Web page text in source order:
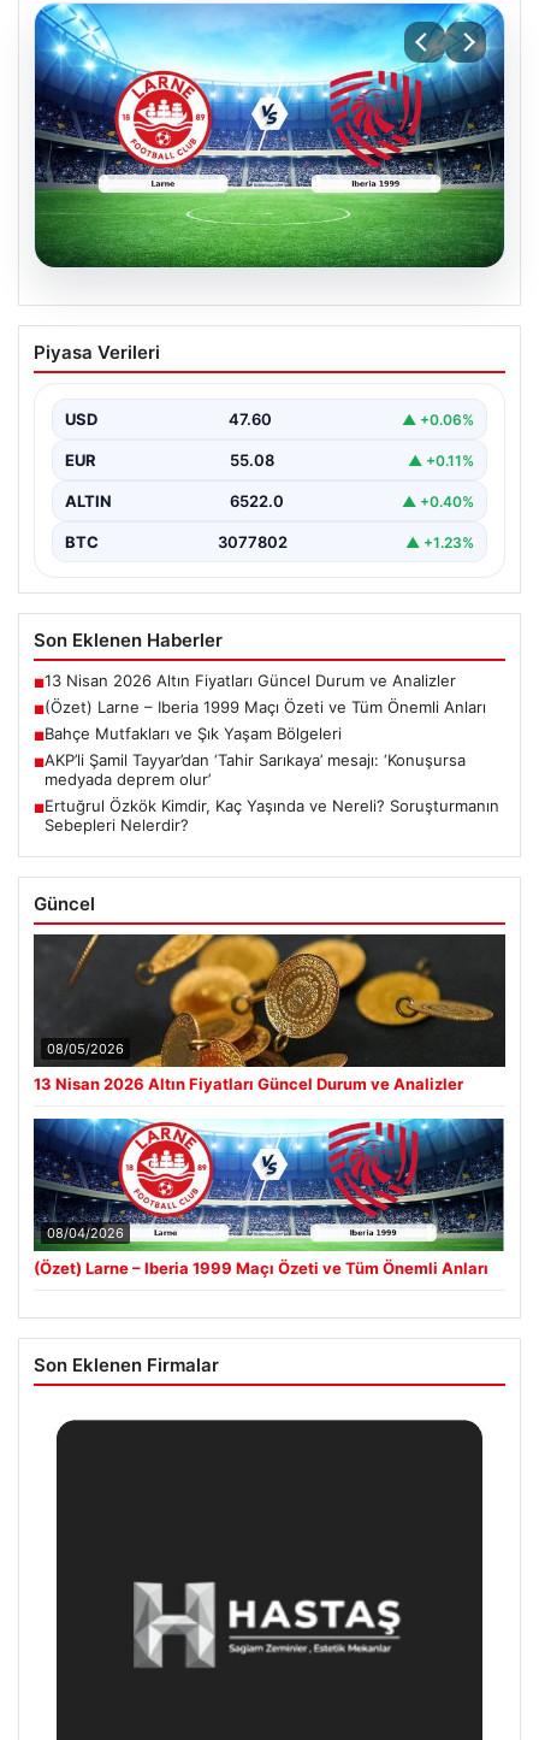
04.08.2026
(Özet) Larne – Iberia 1999 Maçı Özeti
ve Tüm Önemli Anları
Piyasa Verileri
USD 47.60 ▲ +0.06%
EUR 55.08 ▲ +0.11%
ALTIN 6522.0 ▲ +0.40%
BTC 3077802 ▲ +1.23%
Son Eklenen Haberler
■13 Nisan 2026 Altın Fiyatları Güncel Durum ve Analizler
■(Özet) Larne – Iberia 1999 Maçı Özeti ve Tüm Önemli Anları
■Bahçe Mutfakları ve Şık Yaşam Bölgeleri
■AKP’li Şamil Tayyar’dan ‘Tahir Sarıkaya’ mesajı: ‘Konuşursa
medyada deprem olur’
■Ertuğrul Özkök Kimdir, Kaç Yaşında ve Nereli? Soruşturmanın
Sebepleri Nelerdir?
Güncel
08/05/2026
13 Nisan 2026 Altın Fiyatları Güncel Durum ve Analizler
08/04/2026
(Özet) Larne – Iberia 1999 Maçı Özeti ve Tüm Önemli Anları
Son Eklenen Firmalar